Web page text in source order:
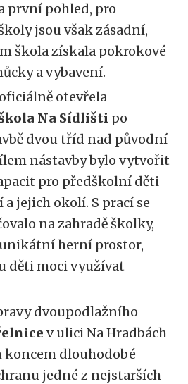
první pohled, pro
jsou však zásadní,
škola získala pokrokové
a vybavení.
otevřela
Na Sídlišti po
dvou tříd nad původní
nástavby bylo vytvořit
pro předškolní děti
a jejich okolí. S prací se
na zahradě školky,
herní prostor,
děti moci využívat
dvoupodlažního
v ulici Na Hradbách
koncem dlouhodobé
jedné z nejstarších